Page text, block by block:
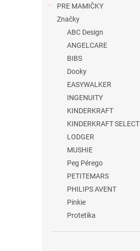
PRE MAMIČKY
Značky
ABC Design
ANGELCARE
BIBS
Dooky
EASYWALKER
INGENUITY
KINDERKRAFT
KINDERKRAFT SELECT
LODGER
MUSHIE
Peg Pérego
PETITEMARS
PHILIPS AVENT
Pinkie
Protetika